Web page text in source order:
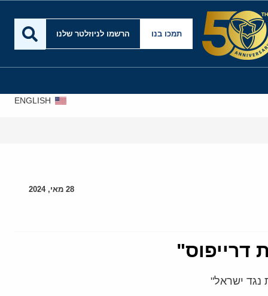
תמכו בנו הרשמו לניוזלטר שלנו
ENGLISH
28 מאי, 2024
דרייפוס"
נגד ישראל"